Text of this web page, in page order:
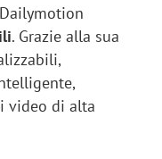
. Grazie alla sua
video di alta